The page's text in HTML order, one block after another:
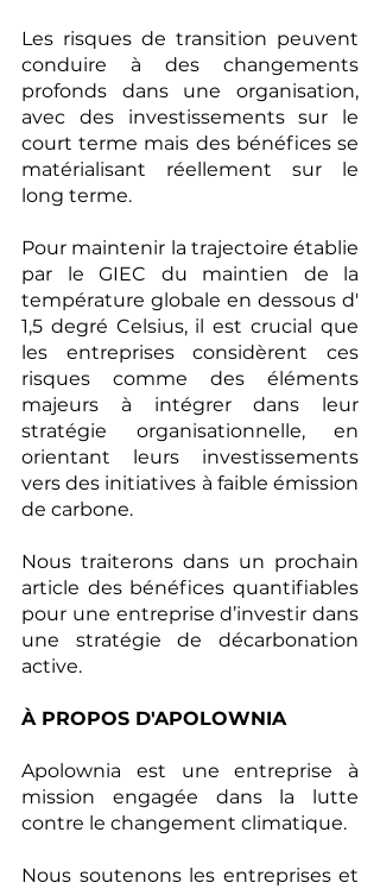
Les risques de transition peuvent
conduire à des changements
profonds dans une organisation,
avec des investissements sur le
court terme mais des bénéfices se
matérialisant réellement sur le
long terme.
Pour maintenir la trajectoire établie
par le GIEC du maintien de la
température globale en dessous d'
1,5 degré Celsius, il est crucial que
les entreprises considèrent ces
risques comme des éléments
majeurs à intégrer dans leur
stratégie organisationnelle, en
orientant leurs investissements
vers des initiatives à faible émission
de carbone.
Nous traiterons dans un prochain
article des bénéfices quantifiables
pour une entreprise d’investir dans
une stratégie de décarbonation
active.
À PROPOS D'APOLOWNIA
Apolownia est une entreprise à
mission engagée dans la lutte
contre le changement climatique.
Nous soutenons les entreprises et